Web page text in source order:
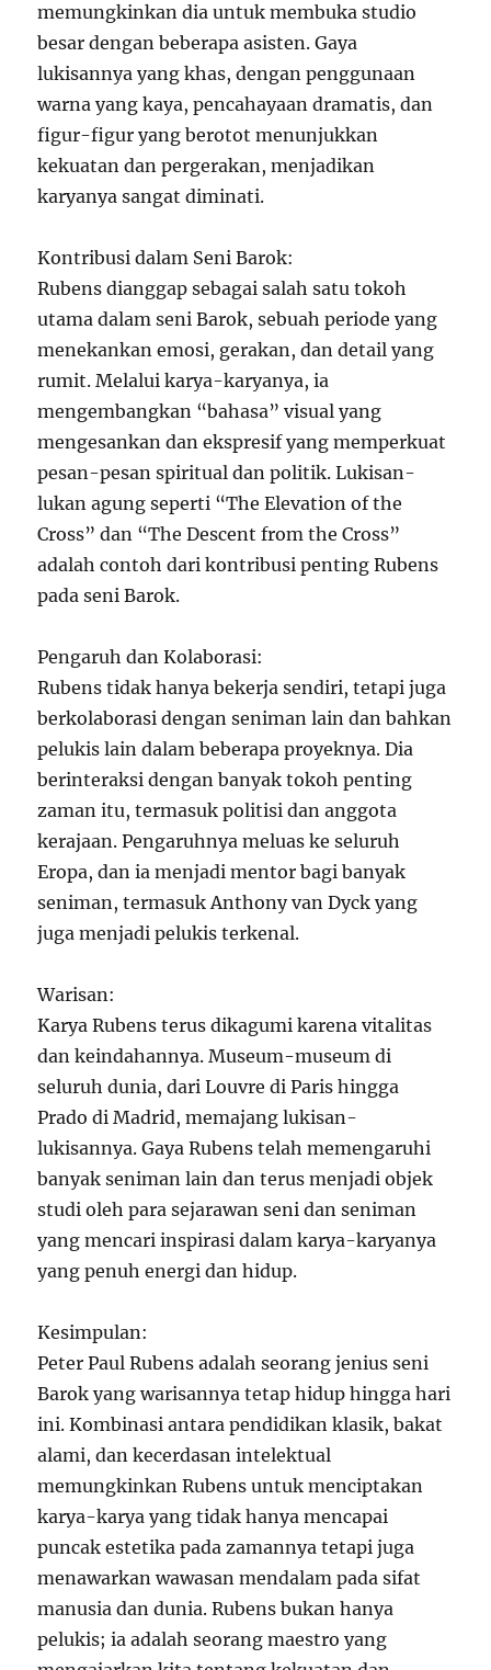
memungkinkan dia untuk membuka studio
besar dengan beberapa asisten. Gaya
lukisannya yang khas, dengan penggunaan
warna yang kaya, pencahayaan dramatis, dan
figur-figur yang berotot menunjukkan
kekuatan dan pergerakan, menjadikan
karyanya sangat diminati.
Kontribusi dalam Seni Barok:
Rubens dianggap sebagai salah satu tokoh
utama dalam seni Barok, sebuah periode yang
menekankan emosi, gerakan, dan detail yang
rumit. Melalui karya-karyanya, ia
mengembangkan “bahasa” visual yang
mengesankan dan ekspresif yang memperkuat
pesan-pesan spiritual dan politik. Lukisan-
lukan agung seperti “The Elevation of the
Cross” dan “The Descent from the Cross”
adalah contoh dari kontribusi penting Rubens
pada seni Barok.
Pengaruh dan Kolaborasi:
Rubens tidak hanya bekerja sendiri, tetapi juga
berkolaborasi dengan seniman lain dan bahkan
pelukis lain dalam beberapa proyeknya. Dia
berinteraksi dengan banyak tokoh penting
zaman itu, termasuk politisi dan anggota
kerajaan. Pengaruhnya meluas ke seluruh
Eropa, dan ia menjadi mentor bagi banyak
seniman, termasuk Anthony van Dyck yang
juga menjadi pelukis terkenal.
Warisan:
Karya Rubens terus dikagumi karena vitalitas
dan keindahannya. Museum-museum di
seluruh dunia, dari Louvre di Paris hingga
Prado di Madrid, memajang lukisan-
lukisannya. Gaya Rubens telah memengaruhi
banyak seniman lain dan terus menjadi objek
studi oleh para sejarawan seni dan seniman
yang mencari inspirasi dalam karya-karyanya
yang penuh energi dan hidup.
Kesimpulan:
Peter Paul Rubens adalah seorang jenius seni
Barok yang warisannya tetap hidup hingga hari
ini. Kombinasi antara pendidikan klasik, bakat
alami, dan kecerdasan intelektual
memungkinkan Rubens untuk menciptakan
karya-karya yang tidak hanya mencapai
puncak estetika pada zamannya tetapi juga
menawarkan wawasan mendalam pada sifat
manusia dan dunia. Rubens bukan hanya
pelukis; ia adalah seorang maestro yang